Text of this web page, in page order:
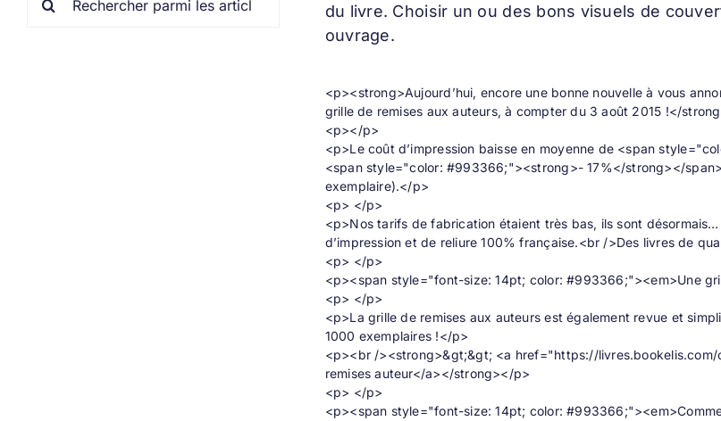
du livre. Choisir un ou des bons visuels de
ouvrage.
<p><strong>Aujourd’hui, encore une bonne nouvelle à vous
grille de remises aux auteurs, à compter du 3 août 2015 !</
<p></p>
<p>Le coût d’impression baisse en moyenne de <span
<span style="color: #993366;"><strong>- 17%</strong></
exemplaire).</p>
<p> </p>
<p>Nos tarifs de fabrication étaient très bas, ils sont
d’impression et de reliure 100% française.<br />Des livres de
<p> </p>
<p><span style="font-size: 14pt; color: #993366;"><em>Une
<p> </p>
<p>La grille de remises aux auteurs est également revue et
1000 exemplaires !</p>
<p><br /><strong>&gt;&gt; <a href="https://
remises auteur</a></strong></p>
<p> </p>
<p><span style="font-size: 14pt; color: